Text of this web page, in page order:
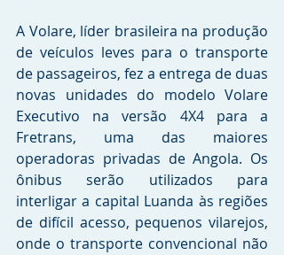
A Volare, líder brasileira na produção
de veículos leves para o transporte
de passageiros, fez a entrega de duas
novas unidades do modelo Volare
Executivo na versão 4X4 para a
Fretrans, uma das maiores
operadoras privadas de Angola. Os
ônibus serão utilizados para
interligar a capital Luanda às regiões
de difícil acesso, pequenos vilarejos,
onde o transporte convencional não